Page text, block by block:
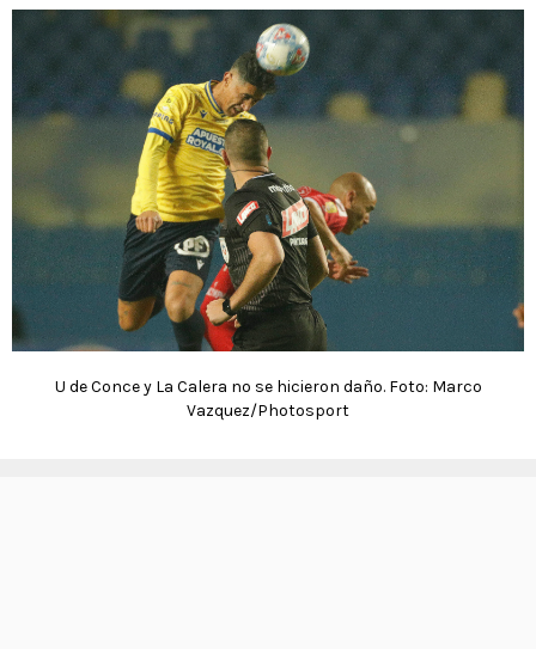
U de Conce y La Calera no se hicieron daño. Foto: Marco
Vazquez/Photosport